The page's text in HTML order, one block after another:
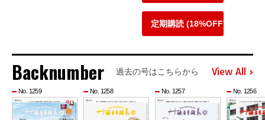
定期購読 (18%OFF)
Backnumber 過去の号はこちらから View All
No. 1259 No. 1258 No. 1257 No. 1256